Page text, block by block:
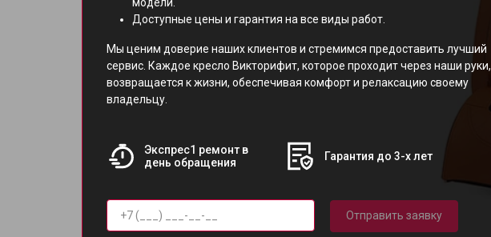
Доступные цены и гарантия на все виды работ.
Мы ценим доверие наших клиентов и стремимся предоставить лучший
сервис. Каждое кресло Викторифит, которое проходит через наши руки,
возвращается к жизни, обеспечивая комфорт и релаксацию своему
владельцу.
Экспрес1 ремонт в
день обращения
Гарантия до 3-х лет
Отправить заявку